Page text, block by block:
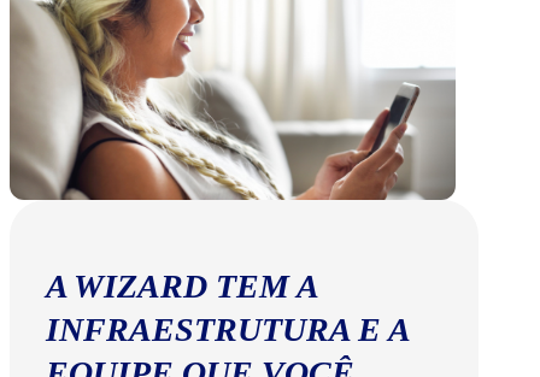
A WIZARD TEM A
INFRAESTRUTURA E A